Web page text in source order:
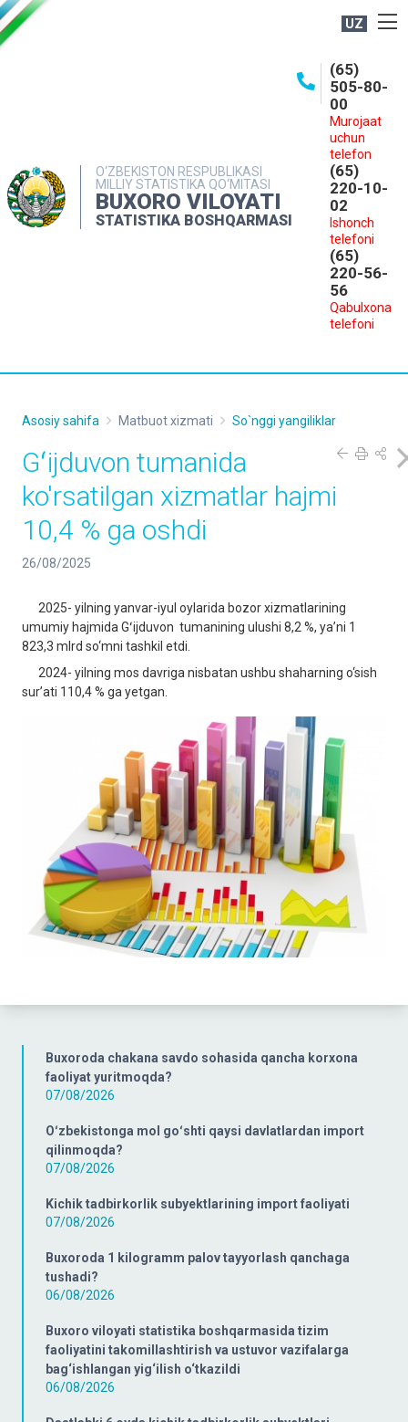
UZ
O‘ZBEKISTON RESPUBLIKASI
MILLIY STATISTIKA QO‘MITASI
BUXORO VILOYATI
STATISTIKA BOSHQARMASI
(65)
505-80-
00
Murojaat
uchun
telefon
(65)
220-10-
02
Ishonch
telefoni
(65)
220-56-
56
Qabulxona
telefoni
MATBUOT XIZMATI
MUROJAATLAR
Buxoroda chakana savdo sohasida qancha korxona
faoliyat yuritmoqda?
07/08/2026
Oʻzbekistonga mol goʻshti qaysi davlatlardan import
qilinmoqda?
07/08/2026
Kichik tadbirkorlik subyektlarining import faoliyati
07/08/2026
Buxoroda 1 kilogramm palov tayyorlash qanchaga
tushadi?
06/08/2026
Buxoro viloyati statistika boshqarmasida tizim
faoliyatini takomillashtirish va ustuvor vazifalarga
bag‘ishlangan yig‘ilish o‘tkazildi
06/08/2026
Asosiy sahifa Matbuot xizmati So`nggi yangiliklar
Gʻijduvon tumanida
ko'rsatilgan xizmatlar hajmi
10,4 % ga oshdi
26/08/2025
2025- yilning yanvar-iyul oylarida bozor xizmatlarining
umumiy hajmida Gʻijduvon tumanining ulushi 8,2 %, ya’ni 1
823,3 mlrd so‘mni tashkil etdi.
2024- yilning mos davriga nisbatan ushbu shaharning o‘sish
sur’ati 110,4 % ga yetgan.